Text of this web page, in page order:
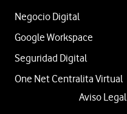
Negro
desde
Negocio Digital
Google Workspace
Seguridad Digital
One Net Centralita Virtual
Aviso Legal